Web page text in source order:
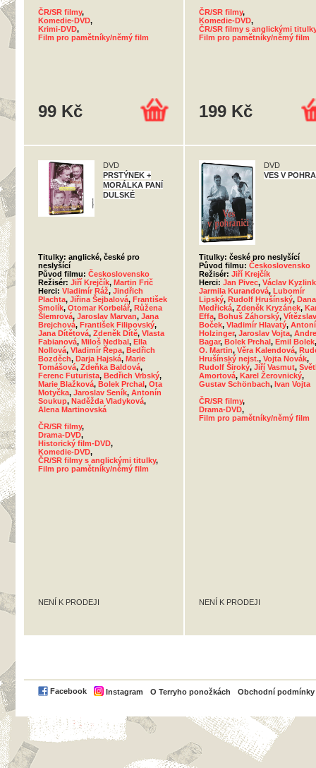
ČR/SR filmy,
Komedie-DVD,
Krimi-DVD,
Film pro pamětníky/němý film
99 Kč
ČR/SR filmy,
Komedie-DVD,
ČR/SR filmy s anglickými titulky
Film pro pamětníky/němý film
199 Kč
DVD
PRSTÝNEK +
MORÁLKA PANÍ
DULSKÉ
Titulky: anglické, české pro
neslyšící
Původ filmu: Československo
Režisér: Jiří Krejčík, Martin Frič
Herci: Vladimír Ráž, Jindřich
Plachta, Jiřina Šejbalová, František
Smolík, Otomar Korbelář, Růžena
Šlemrová, Jaroslav Marvan, Jana
Brejchová, František Filipovský,
Jana Dítětová, Zdeněk Dítě, Vlasta
Fabianová, Miloš Nedbal, Ella
Nollová, Vladimír Řepa, Bedřich
Bozděch, Darja Hajská, Marie
Tomášová, Zdeňka Baldová,
Ferenc Futurista, Bedřich Vrbský,
Marie Blažková, Bolek Prchal, Ota
Motyčka, Jaroslav Seník, Antonín
Soukup, Naděžda Vladyková,
Alena Martinovská
ČR/SR filmy,
Drama-DVD,
Historický film-DVD,
Komedie-DVD,
ČR/SR filmy s anglickými titulky,
Film pro pamětníky/němý film
NENÍ K PRODEJI
DVD
VES V
Titulky: české pro neslyšící
Původ filmu: Československo
Režisér: Jiří Krejčík
Herci: Jan Pivec, Václav Kyzlink
Jarmila Kurandová, Lubomír
Lipský, Rudolf Hrušínský, Dana
Medřická, Zdeněk Kryzánek,
Effa, Bohuš Záhorský, Vítězslav
Boček, Vladimír Hlavatý,
Holzinger, Jaroslav Vojta,
Bagar, Bolek Prchal, Emil Bolek
O. Martin, Věra Kalendová,
Hrušínský nejst., Vojta Novák,
Rudolf Široký, Jiří Vasmut,
Amortová, Karel Žerovnický,
Gustav Schönbach, Ivan Vojta
ČR/SR filmy,
Drama-DVD,
Film pro pamětníky/němý film
NENÍ K PRODEJI
Facebook Instagram O Terryho ponožkách Obchodní podmínky
PayPal